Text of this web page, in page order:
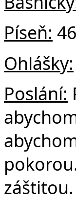
Píseň:
Ohlášky:
Poslání:
záštitou.